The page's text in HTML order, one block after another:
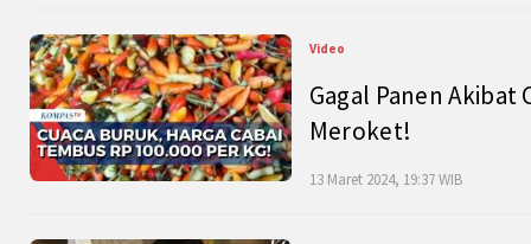
Video
Gagal Panen Akibat
Meroket!
13 Maret 2024, 19:37 WIB